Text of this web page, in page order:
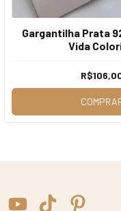
Gargantilha Prata
Vida